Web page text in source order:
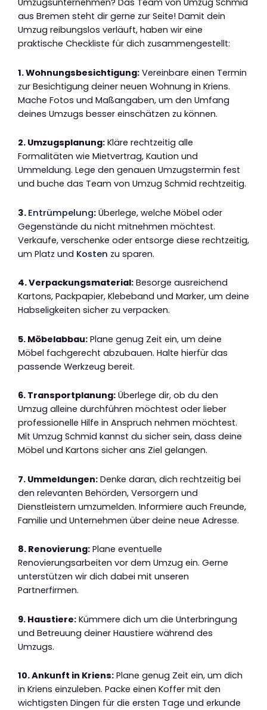
aus Bremen steht dir gerne zur Seite! Damit dein
Umzug reibungslos verläuft, haben wir eine
praktische Checkliste für dich zusammengestellt:
1. Wohnungsbesichtigung: Vereinbare einen Termin
zur Besichtigung deiner neuen Wohnung in Kriens.
Mache Fotos und Maßangaben, um den Umfang
deines Umzugs besser einschätzen zu können.
2. Umzugsplanung: Kläre rechtzeitig alle
Formalitäten wie Mietvertrag, Kaution und
Ummeldung. Lege den genauen Umzugstermin fest
und buche das Team von Umzug Schmid rechtzeitig.
3. Entrümpelung: Überlege, welche Möbel oder
Gegenstände du nicht mitnehmen möchtest.
Verkaufe, verschenke oder entsorge diese rechtzeitig,
um Platz und Kosten zu sparen.
4. Verpackungsmaterial: Besorge ausreichend
Kartons, Packpapier, Klebeband und Marker, um deine
Habseligkeiten sicher zu verpacken.
5. Möbelabbau: Plane genug Zeit ein, um deine
Möbel fachgerecht abzubauen. Halte hierfür das
passende Werkzeug bereit.
6. Transportplanung: Überlege dir, ob du den
Umzug alleine durchführen möchtest oder lieber
professionelle Hilfe in Anspruch nehmen möchtest.
Mit Umzug Schmid kannst du sicher sein, dass deine
Möbel und Kartons sicher ans Ziel gelangen.
7. Ummeldungen: Denke daran, dich rechtzeitig bei
den relevanten Behörden, Versorgern und
Dienstleistern umzumelden. Informiere auch Freunde,
Familie und Unternehmen über deine neue Adresse.
8. Renovierung: Plane eventuelle
Renovierungsarbeiten vor dem Umzug ein. Gerne
unterstützen wir dich dabei mit unseren
Partnerfirmen.
9. Haustiere: Kümmere dich um die Unterbringung
und Betreuung deiner Haustiere während des
Umzugs.
10. Ankunft in Kriens: Plane genug Zeit ein, um dich
in Kriens einzuleben. Packe einen Koffer mit den
wichtigsten Dingen für die ersten Tage und erkunde